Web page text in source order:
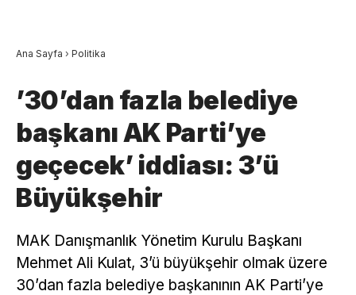
Ana Sayfa › Politika
’30’dan fazla belediye
başkanı AK Parti’ye
geçecek’ iddiası: 3’ü
Büyükşehir
MAK Danışmanlık Yönetim Kurulu Başkanı
Mehmet Ali Kulat, 3’ü büyükşehir olmak üzere
30’dan fazla belediye başkanının AK Parti’ye